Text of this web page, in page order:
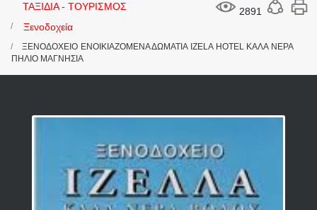
2891
ΤΑΞΙΔΙΑ - ΤΟΥΡΙΣΜΟΣ
Ξενοδοχεία
ΞΕΝΟΔΟΧΕΙΟ ΕΝΟΙΚΙΑΖΟΜΕΝΑ ΔΩΜΑΤΙΑ IZELA HOTEL ΚΑΛΑ ΝΕΡΑ
ΠΗΛΙΟ ΜΑΓΝΗΣΙΑ